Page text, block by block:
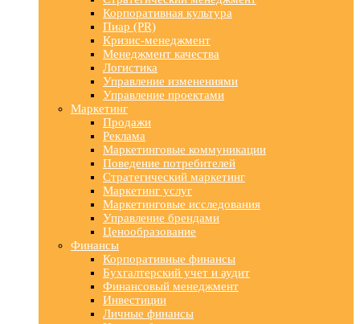
Корпоративная культура
Пиар (PR)
Кризис-менеджмент
Менеджмент качества
Логистика
Управление изменениями
Управление проектами
Маркетинг
Продажи
Реклама
Маркетинговые коммуникации
Поведение потребителей
Стратегический маркетинг
Маркетинг услуг
Маркетинговые исследования
Управление брендами
Ценообразование
Финансы
Корпоративные финансы
Бухгалтерский учет и аудит
Финансовый менеджмент
Инвестиции
Личные финансы